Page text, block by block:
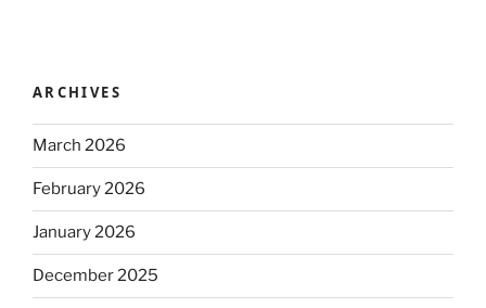
ARCHIVES
March 2026
February 2026
January 2026
December 2025